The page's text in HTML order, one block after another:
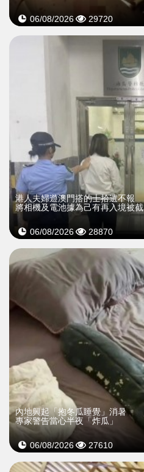
06/08/2026 29720
​港人夫婦遊澳門搭的士拾遺不報
將相機及電池據為己有再入境被截
06/08/2026 28870
內地興起「抱冬瓜睡覺」消暑
專家警告當心半夜「炸瓜」
06/08/2026 27610